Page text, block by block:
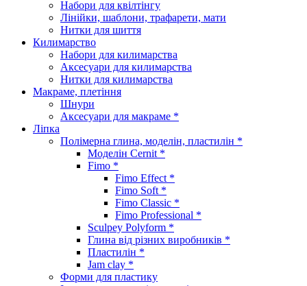
Набори для квілтінгу
Лінійки, шаблони, трафарети, мати
Нитки для шиття
Килимарство
Набори для килимарства
Аксесуари для килимарства
Нитки для килимарства
Макраме, плетіння
Шнури
Аксесуари для макраме *
Ліпка
Полімерна глина, моделін, пластилін *
Моделін Cernit *
Fimo *
Fimo Effect *
Fimo Soft *
Fimo Classic *
Fimo Professional *
Sculpey Polyform *
Глина від різних виробників *
Пластилін *
Jam clay *
Форми для пластику